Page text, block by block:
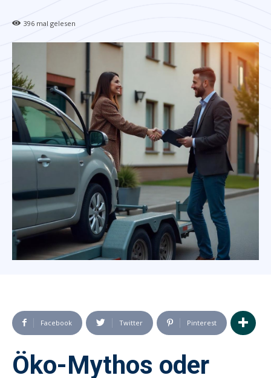
396 mal gelesen
Facebook Twitter Pinterest
Öko-Mythos oder